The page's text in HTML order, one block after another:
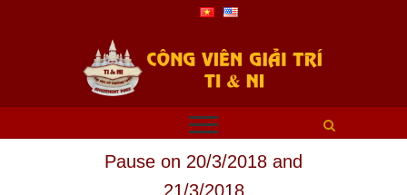
Pause on 20/3/2018 and
21/3/2018